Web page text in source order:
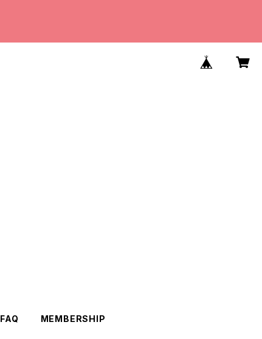
FAQ MEMBERSHIP